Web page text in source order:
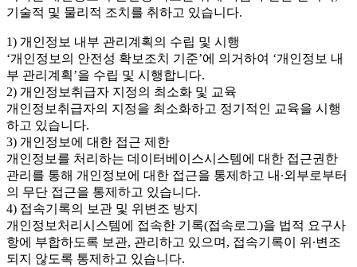
기술적 및 물리적 조치를 취하고 있습니다.
1) 개인정보 내부 관리계획의 수립 및 시행
‘개인정보의 안전성 확보조치 기준’에 의거하여 ‘개인정보 내
부 관리계획’을 수립 및 시행합니다.
2) 개인정보취급자 지정의 최소화 및 교육
개인정보취급자의 지정을 최소화하고 정기적인 교육을 시행
하고 있습니다.
3) 개인정보에 대한 접근 제한
개인정보를 처리하는 데이터베이스시스템에 대한 접근권한
관리를 통해 개인정보에 대한 접근을 통제하고 내∙외부로부터
의 무단 접근을 통제하고 있습니다.
4) 접속기록의 보관 및 위변조 방지
개인정보처리시스템에 접속한 기록(접속로그)을 법적 요구사
항에 부합하도록 보관, 관리하고 있으며, 접속기록이 위∙변조
되지 않도록 통제하고 있습니다.